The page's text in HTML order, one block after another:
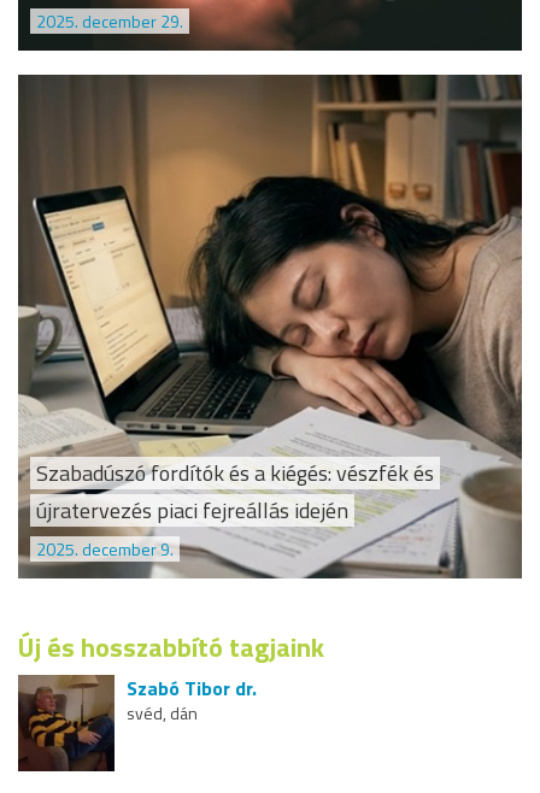
2025. december 29.
Szabadúszó fordítók és a kiégés: vészfék és
újratervezés piaci fejreállás idején
2025. december 9.
Új és hosszabbító tagjaink
Szabó Tibor dr.
svéd, dán